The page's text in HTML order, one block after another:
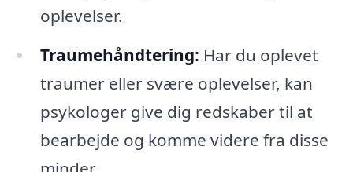
oplevelser.
Traumehåndtering: Har du oplevet
traumer eller svære oplevelser, kan
psykologer give dig redskaber til at
bearbejde og komme videre fra disse